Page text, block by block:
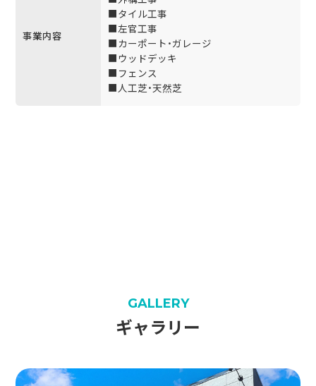
事業内容
■タイル工事
■左官工事
■カーポート・ガレージ
■ウッドデッキ
■フェンス
■人工芝・天然芝
GALLERY
ギャラリー